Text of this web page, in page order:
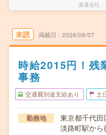
派遣会社
未読 掲載日 2026/08/07
時給2015円！残
事務
交通費別途支給あり 土
勤務地
東京都千代田
淡路町駅か